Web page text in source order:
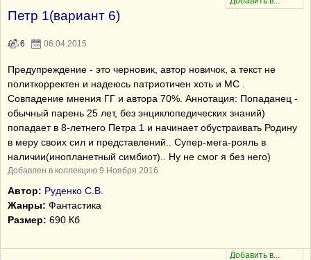
Петр 1(вариант 6)
6 06.04.2015
Предупреждение - это черновик, автор новичок, а текст не
политкорректен и надеюсь патриотичен хоть и МС .
Совпадение мнения ГГ и автора 70%. Аннотация: Попаданец -
обычный парень 25 лет, без энциклопедических знаний)
попадает в 8-летнего Петра 1 и начинает обустраивать Родину
в меру своих сил и представлений.. Супер-мега-рояль в
наличии(инопланетный симбиот).. Ну не смог я без него)
Добавлен в коллекцию 9 Ноября 2016
Автор: Руденко С.В.
Жанры: Фантастика
Размер: 690 Кб